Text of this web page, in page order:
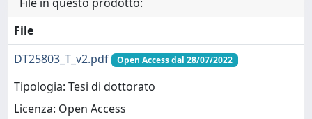
File
DT25803_T_v2.pdf
Open Access dal 28/07/2022
Tipologia: Tesi di dottorato
Licenza: Open Access